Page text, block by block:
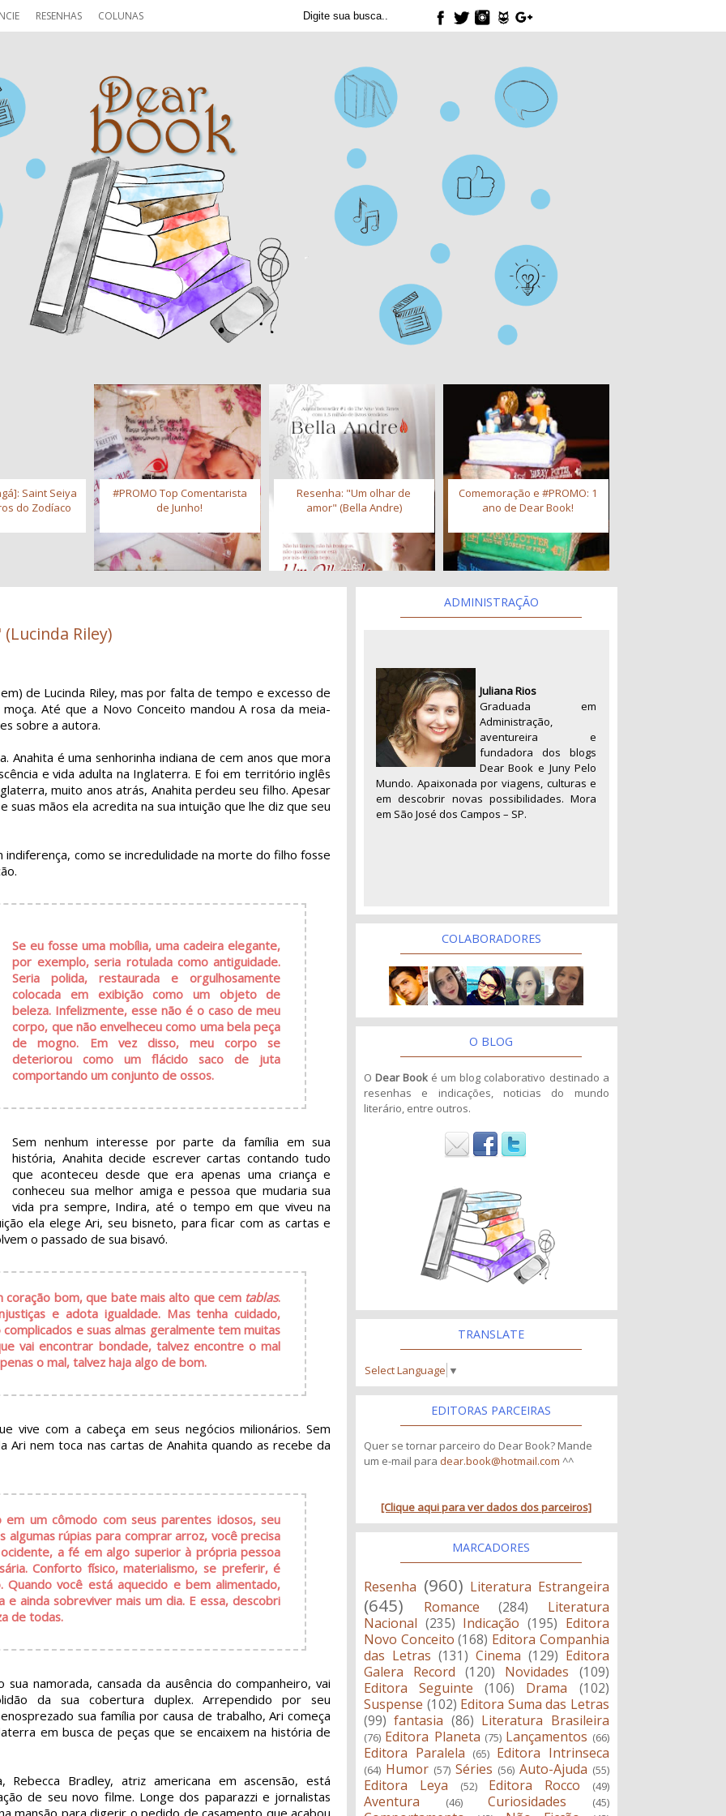
RESENHAS COLUNAS
Saint Seiya
do Zodíaco
#PROMO Top Comentarista
de Junho!
Resenha: "Um olhar de
amor" (Bella Andre)
Comemoração e #PROMO: 1
ano de Dear Book!
Riley)
de Lucinda Riley, mas por falta de tempo e excesso de
Até que a Novo Conceito mandou A rosa da meia-
sobre a autora.
Anahita é uma senhorinha indiana de cem anos que mora
e vida adulta na Inglaterra. E foi em território inglês
muito anos atrás, Anahita perdeu seu filho. Apesar
mãos ela acredita na sua intuição que lhe diz que seu
indiferença, como se incredulidade na morte do filho fosse
Se eu fosse uma mobília, uma cadeira elegante,
por exemplo, seria rotulada como antiguidade.
Seria polida, restaurada e orgulhosamente
colocada em exibição como um objeto de
beleza. Infelizmente, esse não é o caso de meu
corpo, que não envelheceu como uma bela peça
de mogno. Em vez disso, meu corpo se
deteriorou como um flácido saco de juta
comportando um conjunto de ossos.
Sem nenhum interesse por parte da família em sua
história, Anahita decide escrever cartas contando tudo
que aconteceu desde que era apenas uma criança e
conheceu sua melhor amiga e pessoa que mudaria sua
vida pra sempre, Indira, até o tempo em que viveu na
ela elege Ari, seu bisneto, para ficar com as cartas e
o passado de sua bisavó.
coração bom, que bate mais alto que cem tablas.
e adota igualdade. Mas tenha cuidado,
complicados e suas almas geralmente tem muitas
vai encontrar bondade, talvez encontre o mal
o mal, talvez haja algo de bom.
vive com a cabeça em seus negócios milionários. Sem
Ari nem toca nas cartas de Anahita quando as recebe da
um cômodo com seus parentes idosos, seu
algumas rúpias para comprar arroz, você precisa
a fé em algo superior à própria pessoa
Conforto físico, materialismo, se preferir, é
Quando você está aquecido e bem alimentado,
e ainda sobreviver mais um dia. E essa, descobri
de todas.
namorada, cansada da ausência do companheiro, vai
da sua cobertura duplex. Arrependido por seu
sua família por causa de trabalho, Ari começa
em busca de peças que se encaixem na história de
Bradley, atriz americana em ascensão, está
de seu novo filme. Longe dos paparazzi e jornalistas
mansão para digerir o pedido de casamento que acabou
ADMINISTRAÇÃO
Juliana Rios
Graduada em
Administração,
aventureira e
fundadora dos blogs
Dear Book e Juny Pelo
Mundo. Apaixonada por viagens, culturas e
em descobrir novas possibilidades. Mora
em São José dos Campos – SP.
COLABORADORES
O BLOG
O Dear Book é um blog colaborativo destinado a
resenhas e indicações, noticias do mundo
literário, entre outros.
TRANSLATE
Select Language ▼
EDITORAS PARCEIRAS
Quer se tornar parceiro do Dear Book? Mande
um e-mail para dear.book@hotmail.com ^^
[Clique aqui para ver dados dos parceiros]
MARCADORES
Resenha (960) Literatura Estrangeira
(645) Romance (284)
Literatura
Nacional (235) Indicação (195) Editora
Novo Conceito (168) Editora Companhia
das Letras (131) Cinema (129) Editora
Galera Record
(120) Novidades
(109)
Editora Seguinte
(106) Drama
(102)
Suspense (102) Editora Suma das Letras
(99) fantasia (86) Literatura Brasileira
(76) Editora Planeta (75) Lançamentos (66)
Editora Paralela (65) Editora Intrinseca
(64) Humor (57) Séries (56) Auto-Ajuda (55)
Editora Leya (52) Editora Rocco (49)
Aventura (46) Curiosidades (45)